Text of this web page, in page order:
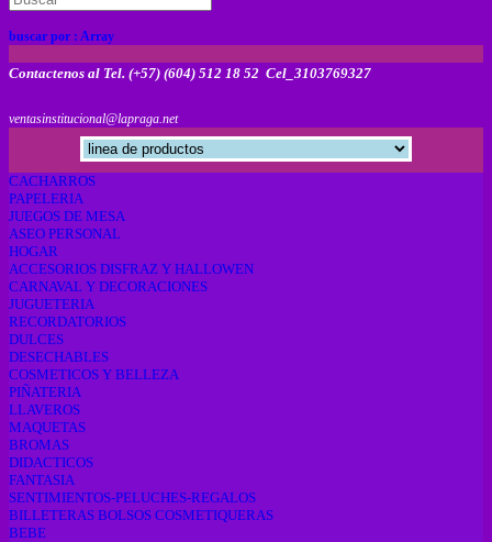
buscar por : Array
Contactenos al Tel. (+57) (604) 512 18 52 Cel_3103769327
ventasinstitucional@lapraga.net
CACHARROS
PAPELERIA
JUEGOS DE MESA
ASEO PERSONAL
HOGAR
ACCESORIOS DISFRAZ Y HALLOWEN
CARNAVAL Y DECORACIONES
JUGUETERIA
RECORDATORIOS
DULCES
DESECHABLES
COSMETICOS Y BELLEZA
PIÑATERIA
LLAVEROS
MAQUETAS
BROMAS
DIDACTICOS
FANTASIA
SENTIMIENTOS-PELUCHES-REGALOS
BILLETERAS BOLSOS COSMETIQUERAS
BEBE